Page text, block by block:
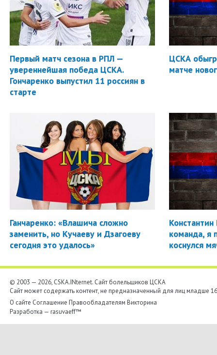
Первый матч сезона в РПЛ —
увереннейшая победа ЦСКА.
Гончаренко выпустил 11 россиян в
старте
ЦСКА
матче
Ганчаренко: «Влашича сложно
заменить, но Кучаеву и Дзагоеву
сегодня это удалось»
Константин
команда, я
коснулся
© 2003 — 2026, CSKA.INternet. Cайт болельщиков ЦСКА
Сайт может содержать контент, не предназначенный для лиц младше
О сайте Соглашение Правообладателям Викторина
Разработка — rasuvaeff™